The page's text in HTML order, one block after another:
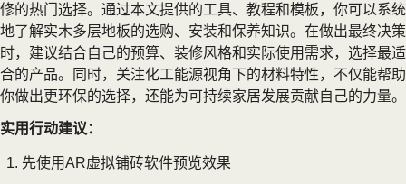
修的热门选择。通过本文提供的工具、教程和模板，你可以系统
地了解实木多层地板的选购、安装和保养知识。在做出最终决策
时，建议结合自己的预算、装修风格和实际使用需求，选择最适
合的产品。同时，关注化工能源视角下的材料特性，不仅能帮助
你做出更环保的选择，还能为可持续家居发展贡献自己的力量。
实用行动建议：
先使用AR虚拟铺砖软件预览效果